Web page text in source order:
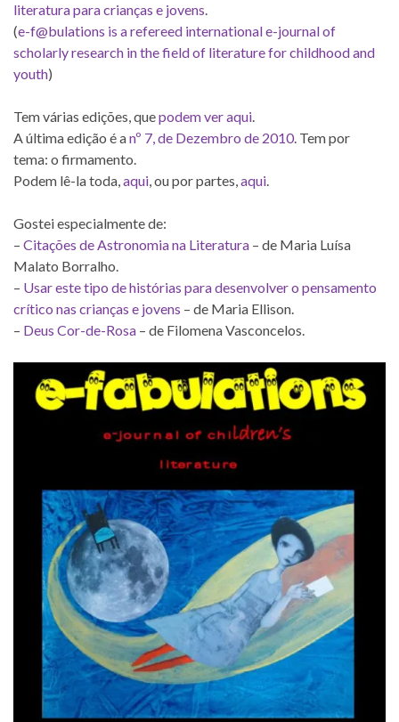
literatura para crianças e jovens.
(e-f@bulations is a refereed international e-journal of
scholarly research in the field of literature for childhood and
youth)
Tem várias edições, quepodem ver aqui.
A última edição é anº 7, de Dezembro de 2010. Tem por
tema: o firmamento.
Podem lê-la toda,aqui, ou por partes,aqui.
Gostei especialmente de:
– Citações de Astronomia na Literatura – de Maria Luísa
Malato Borralho.
– Usar este tipo de histórias para desenvolver o pensamento
crítico nas crianças e jovens – de Maria Ellison.
– Deus Cor-de-Rosa – de Filomena Vasconcelos.